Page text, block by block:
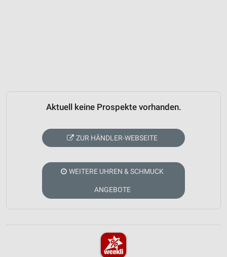
Aktuell keine Prospekte vorhanden.
ZUR HÄNDLER-WEBSEITE
WEITERE UHREN & SCHMUCK
ANGEBOTE